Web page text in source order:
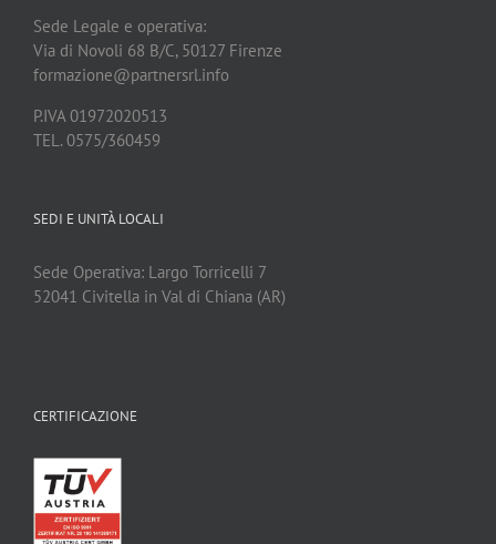
Sede Legale e operativa:
Via di Novoli 68 B/C, 50127 Firenze
formazione@partnersrl.info
P.IVA 01972020513
TEL. 0575/360459
SEDI E UNITÀ LOCALI
Sede Operativa: Largo Torricelli 7
52041 Civitella in Val di Chiana (AR)
CERTIFICAZIONE